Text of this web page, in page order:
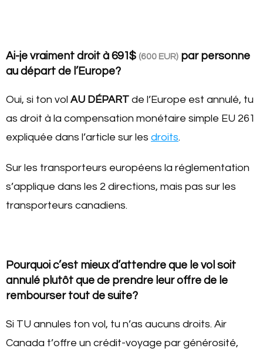
Ai-je vraiment droit à 691$ (600 EUR) par personne
au départ de l’Europe?
Oui, si ton vol AU DÉPART de l’Europe est annulé, tu
as droit à la compensation monétaire simple EU 261
expliquée dans l’article sur les droits.
Sur les transporteurs européens la réglementation
s’applique dans les 2 directions, mais pas sur les
transporteurs canadiens.
Pourquoi c’est mieux d’attendre que le vol soit
annulé plutôt que de prendre leur offre de le
rembourser tout de suite?
Si TU annules ton vol, tu n’as aucuns droits. Air
Canada t’offre un crédit-voyage par générosité,